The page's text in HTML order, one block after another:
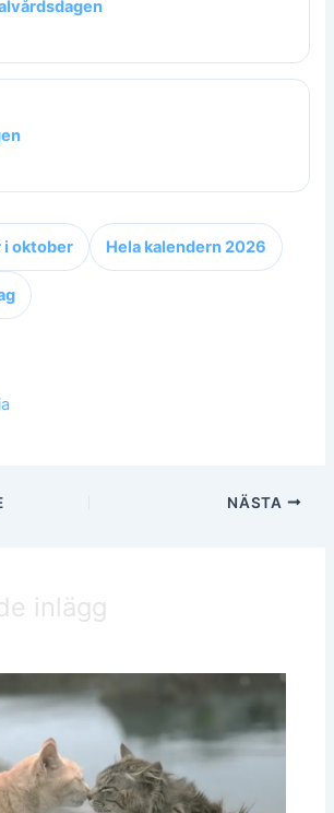
i oktober Hela kalendern 2026
NÄSTA
inlägg